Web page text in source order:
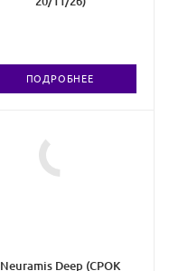
ПОДРОБНЕЕ
Neuramis Deep (СРОК